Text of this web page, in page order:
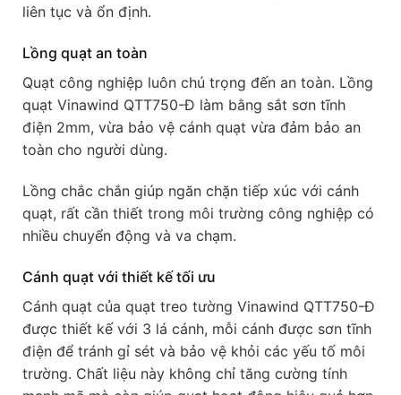
liên tục và ổn định.
Lồng quạt an toàn
Quạt công nghiệp luôn chú trọng đến an toàn. Lồng
quạt Vinawind QTT750-Đ làm bằng sắt sơn tĩnh
điện 2mm, vừa bảo vệ cánh quạt vừa đảm bảo an
toàn cho người dùng.
Lồng chắc chắn giúp ngăn chặn tiếp xúc với cánh
quạt, rất cần thiết trong môi trường công nghiệp có
nhiều chuyển động và va chạm.
Cánh quạt với thiết kế tối ưu
Cánh quạt của quạt treo tường Vinawind QTT750-Đ
được thiết kế với 3 lá cánh, mỗi cánh được sơn tĩnh
điện để tránh gỉ sét và bảo vệ khỏi các yếu tố môi
trường. Chất liệu này không chỉ tăng cường tính